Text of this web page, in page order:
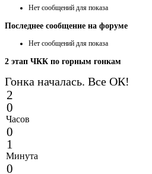
Нет сообщений для показа
Последнее сообщение на форуме
Нет сообщений для показа
2 этап ЧКК по горным гонкам
Гонка началась. Все ОК!
2
0
Часов
0
1
Минута
0